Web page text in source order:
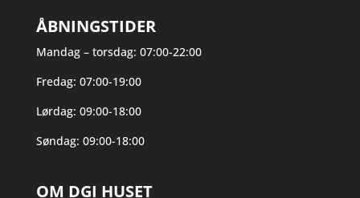
ÅBNINGSTIDER
Mandag – torsdag: 07:00-22:00
Fredag: 07:00-19:00
Lørdag: 09:00-18:00
Søndag: 09:00-18:00
OM DGI HUSET